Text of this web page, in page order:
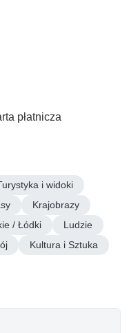
płatnicza
i widoki
Krajobrazy
/ Łódki
Ludzie
Kultura i Sztuka